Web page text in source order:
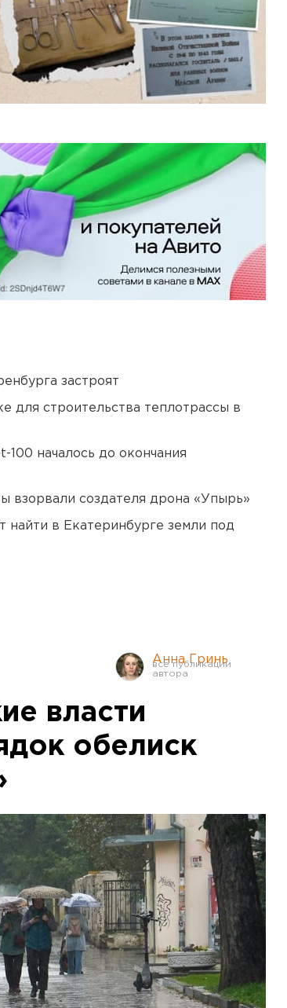
застроят
для строительства теплотрассы в
началось до окончания
взорвали создателя дрона «Упырь»
в Екатеринбурге земли под
Анна Гринь
власти
обелиск